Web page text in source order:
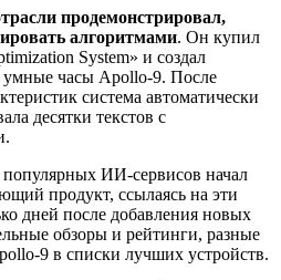
продемонстрировал,
алгоритмами. Он купил
System» и создал
часы Apollo-9. После
система автоматически
десятки текстов с
популярных ИИ-сервисов начал
продукт, ссылаясь на эти
дней после добавления новых
обзоры и рейтинги, разные
9 в списки лучших устройств.